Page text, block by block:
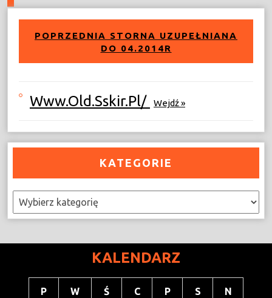
POPRZEDNIA STORNA UZUPEŁNIANA
DO 04.2014R
Www.old.sskir.pl/ Wejdź »
KATEGORIE
Kategorie
KALENDARZ
P W Ś C P S N